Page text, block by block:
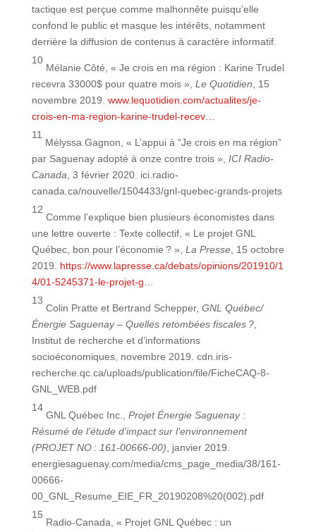
tactique est perçue comme malhonnête puisqu’elle
confond le public et masque les intérêts, notamment
derrière la diffusion de contenus à caractère informatif.
10
Mélanie Côté, « Je crois en ma région : Karine Trudel
recevra 33000$ pour quatre mois », Le Quotidien, 15
novembre 2019. www.lequotidien.com/actualites/je-
crois-en-ma-region-karine-trudel-recev…
11
Mélyssa Gagnon, « L’appui à “Je crois en ma région”
par Saguenay adopté à onze contre trois », ICI Radio-
Canada, 3 février 2020. ici.radio-
canada.ca/nouvelle/1504433/gnl-quebec-grands-projets
12
Comme l’explique bien plusieurs économistes dans
une lettre ouverte : Texte collectif, « Le projet GNL
Québec, bon pour l’économie ? », La Presse, 15 octobre
2019. https://www.lapresse.ca/debats/opinions/201910/1
4/01-5245371-le-projet-g…
13
Colin Pratte et Bertrand Schepper, GNL Québec/
Énergie Saguenay – Quelles retombées fiscales ?,
Institut de recherche et d’informations
socioéconomiques, novembre 2019. cdn.iris-
recherche.qc.ca/uploads/publication/file/FicheCAQ-8-
GNL_WEB.pdf
14
GNL Québec Inc., Projet Énergie Saguenay :
Résumé de l’étude d’impact sur l’environnement
(PROJET NO : 161-00666-00), janvier 2019.
energiesaguenay.com/media/cms_page_media/38/161-
00666-
00_GNL_Resume_EIE_FR_20190208%20(002).pdf
15
Radio-Canada, « Projet GNL Québec : un